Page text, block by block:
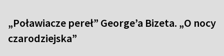
„Poławiacze pereł” George’a Bizeta. „O nocy
czarodziejska”